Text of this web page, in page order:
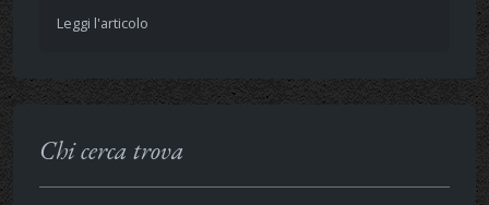
Leggi l'articolo
Chi cerca trova